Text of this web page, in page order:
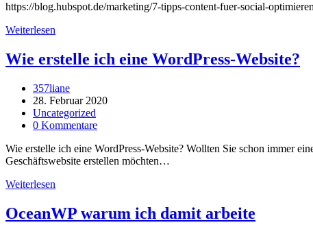
https://blog.hubspot.de/marketing/7-tipps-content-fuer-social-
Weiterlesen
wie
Sie
für
soziale
Netzwerke
optimieren
Wie erstelle ich eine WordPress-Website?
Beitrags-
Autor:
357liane
Beitrag
veröffentlicht:
28. Februar 2020
Beitrags-
Kategorie:
Uncategorized
Beitrags-
0 Kommentare
Wie erstelle ich eine WordPress-Website? Wollten Sie schon immer
Geschäftswebsite erstellen möchten…
Weiterlesen
ich
eine
OceanWP warum ich damit arbeite